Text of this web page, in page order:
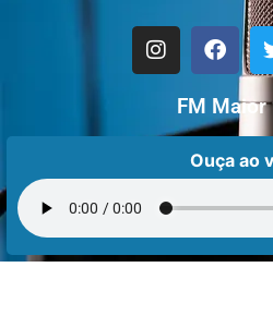
FM Maior
Ouça ao